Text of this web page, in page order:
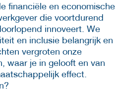
financiële en economische
die voortdurend
innoveert. We
en inclusie belangrijk en
vergroten onze
waar je in gelooft en van
effect.